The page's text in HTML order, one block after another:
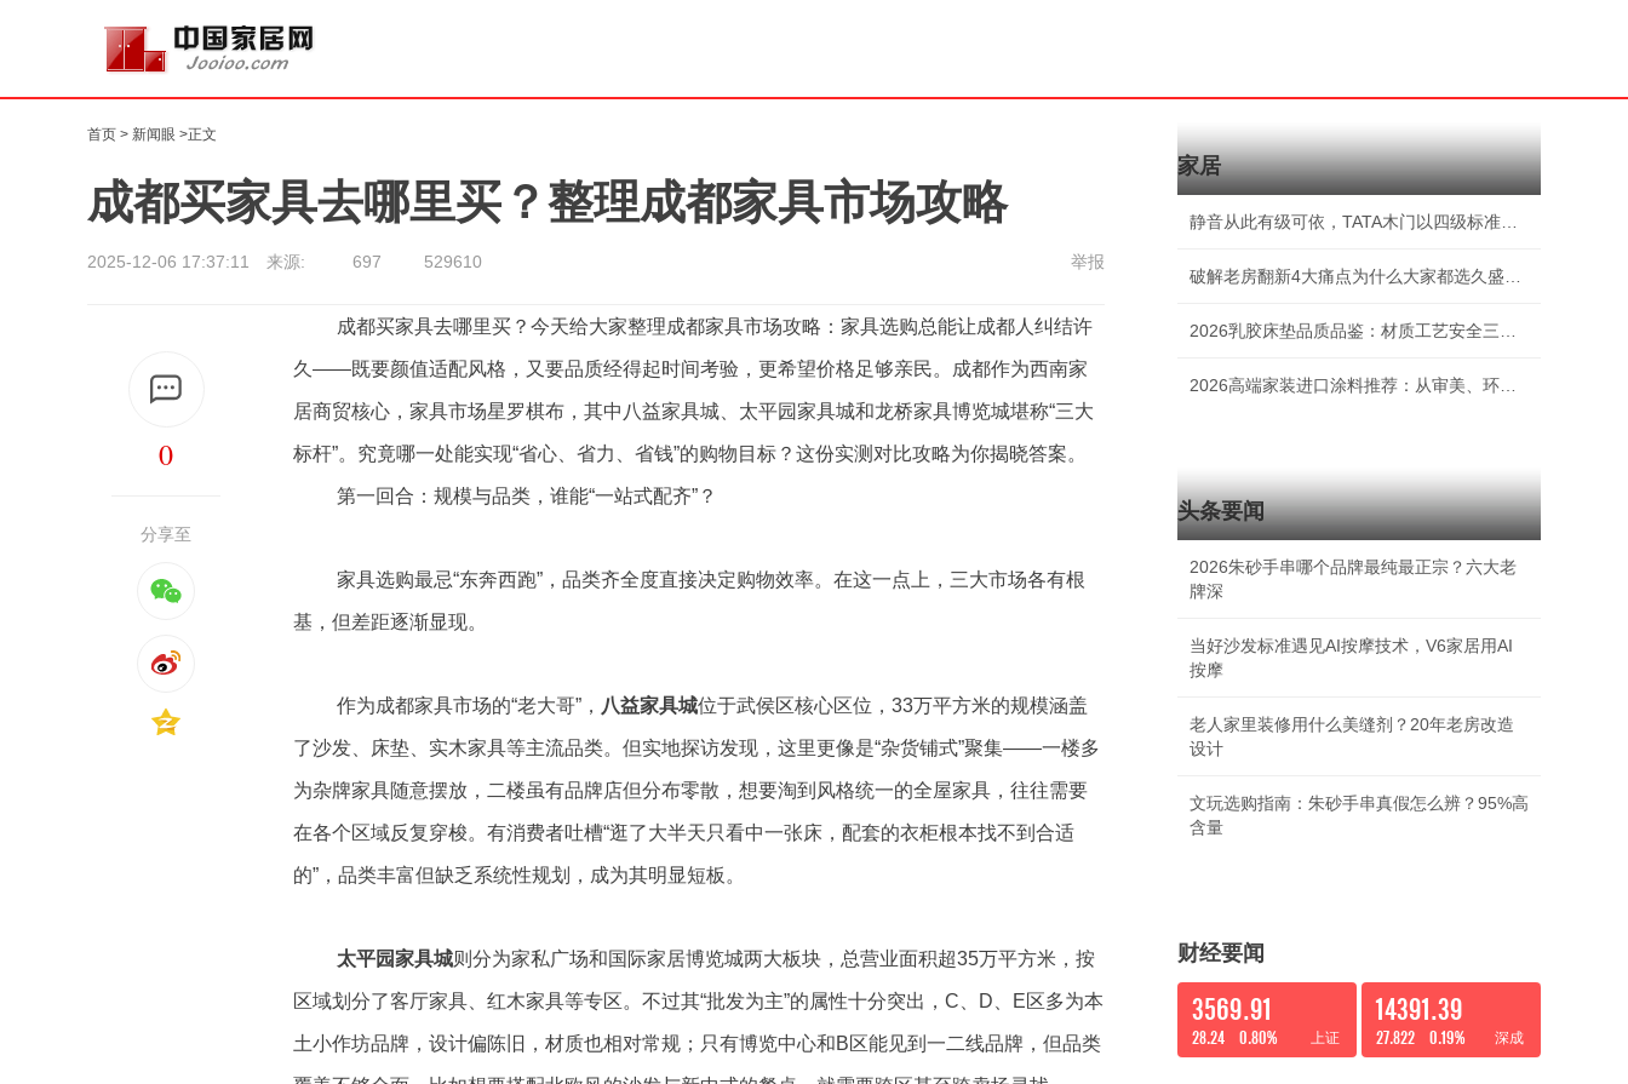
首页 > 新闻眼 >正文
成都买家具去哪里买？整理成都家具市场攻略
2025-12-06 17:37:11 来源: 697 529610 举报
0
分享至
成都买家具去哪里买？今天给大家整理成都家具市场攻略：家具选购总能让成都人纠结许
久——既要颜值适配风格，又要品质经得起时间考验，更希望价格足够亲民。成都作为西南家
居商贸核心，家具市场星罗棋布，其中八益家具城、太平园家具城和龙桥家具博览城堪称“三大
标杆”。究竟哪一处能实现“省心、省力、省钱”的购物目标？这份实测对比攻略为你揭晓答案。
第一回合：规模与品类，谁能“一站式配齐”？
家具选购最忌“东奔西跑”，品类齐全度直接决定购物效率。在这一点上，三大市场各有根
基，但差距逐渐显现。
作为成都家具市场的“老大哥”， 八益家具城位于武侯区核心区位，33万平方米的规模涵盖
了沙发、床垫、实木家具等主流品类。但实地探访发现，这里更像是“杂货铺式”聚集——一楼多
为杂牌家具随意摆放，二楼虽有品牌店但分布零散，想要淘到风格统一的全屋家具，往往需要
在各个区域反复穿梭。有消费者吐槽“逛了大半天只看中一张床，配套的衣柜根本找不到合适
的”，品类丰富但缺乏系统性规划，成为其明显短板。
太平园家具城则分为家私广场和国际家居博览城两大板块，总营业面积超35万平方米，按
区域划分了客厅家具、红木家具等专区。不过其“批发为主”的属性十分突出，C、D、E区多为本
土小作坊品牌，设计偏陈旧，材质也相对常规；只有博览中心和B区能见到一二线品牌，但品类
家居
头条要闻
2026朱砂手串哪个品牌最纯最正宗？六大老
牌深
当好沙发标准遇见AI按摩技术，V6家居用AI
按摩
老人家里装修用什么美缝剂？20年老房改造
设计
文玩选购指南：朱砂手串真假怎么辨？95%高
含量
财经要闻
3569.91
28.24 0.80% 上证
14391.39
27.822 0.19% 深成